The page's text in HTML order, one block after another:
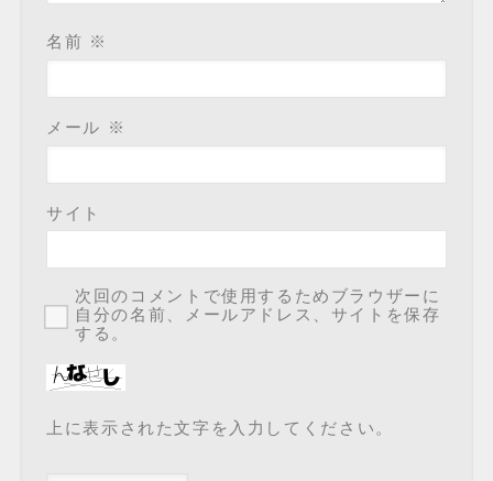
名前 ※
メール ※
サイト
次回のコメントで使用するためブラウザーに
自分の名前、メールアドレス、サイトを保存
する。
上に表示された文字を入力してください。